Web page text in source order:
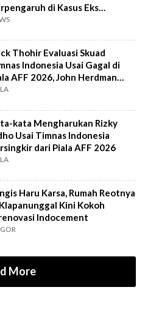
di Kasus Eks
Thohir Evaluasi Skuad
Indonesia Usai Gagal di
AFF 2026, John Herdman
kata Mengharukan Rizky
Usai Timnas Indonesia
dari Piala AFF 2026
Haru Karsa, Rumah Reotnya
Kini Kokoh
Indocement
More